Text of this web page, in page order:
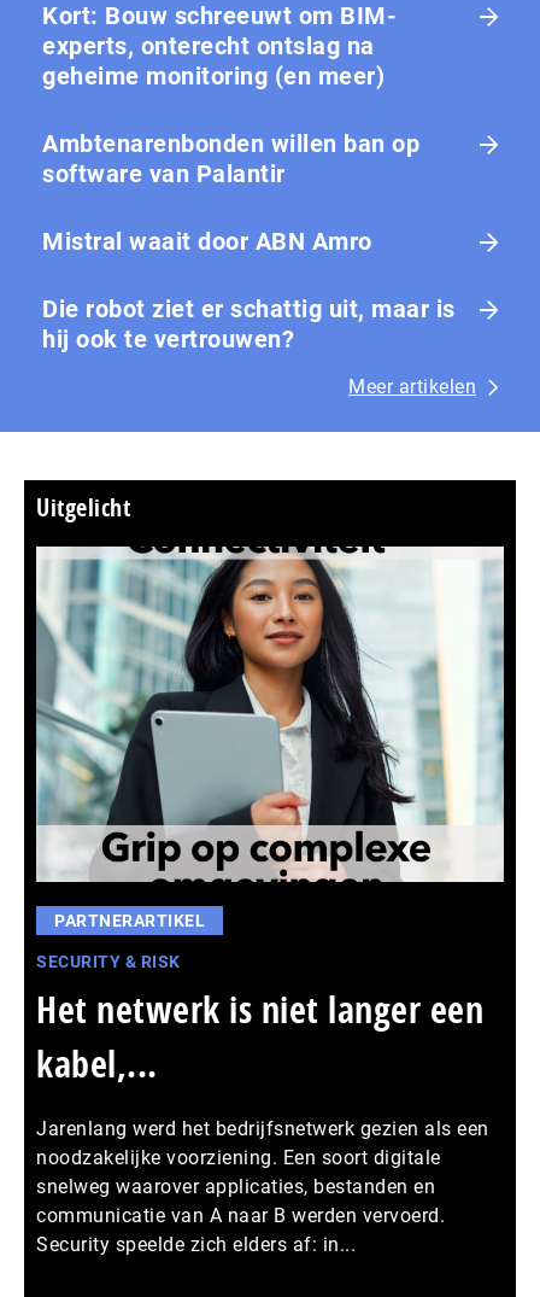
Kort: Bouw schreeuwt om BIM-
experts, onterecht ontslag na
geheime monitoring (en meer)
Ambtenarenbonden willen ban op
software van Palantir
Mistral waait door ABN Amro
Die robot ziet er schattig uit, maar is
hij ook te vertrouwen?
Meer artikelen
Uitgelicht
PARTNERARTIKEL
SECURITY & RISK
Het netwerk is niet langer een
kabel,...
Jarenlang werd het bedrijfsnetwerk gezien als een
noodzakelijke voorziening. Een soort digitale
snelweg waarover applicaties, bestanden en
communicatie van A naar B werden vervoerd.
Security speelde zich elders af: in...